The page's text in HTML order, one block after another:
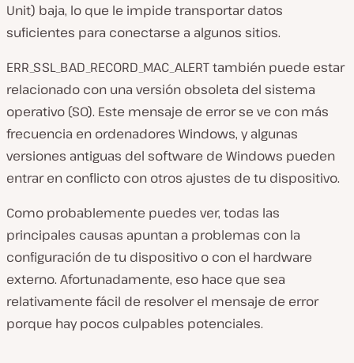
Unit) baja, lo que le impide transportar datos
suficientes para conectarse a algunos sitios.
ERR_SSL_BAD_RECORD_MAC_ALERT también puede estar
relacionado con una versión obsoleta del sistema
operativo (SO). Este mensaje de error se ve con más
frecuencia en ordenadores Windows, y algunas
versiones antiguas del software de Windows pueden
entrar en conflicto con otros ajustes de tu dispositivo.
Como probablemente puedes ver, todas las
principales causas apuntan a problemas con la
configuración de tu dispositivo o con el hardware
externo. Afortunadamente, eso hace que sea
relativamente fácil de resolver el mensaje de error
porque hay pocos culpables potenciales.